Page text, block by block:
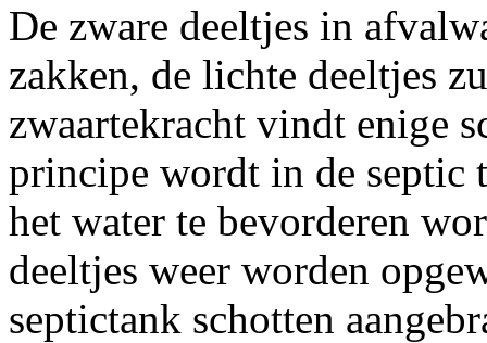
De zware deeltjes in
zakken, de lichte deeltjes
zwaartekracht vindt enige
principe wordt in de septic
het water te bevorderen
deeltjes weer worden
septictank schotten